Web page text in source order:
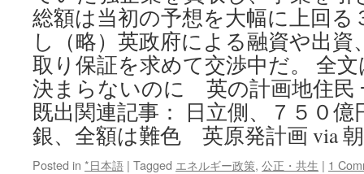
総額は当初の予想を大幅に上回る
し（略）英政府による融資や出
取り保証を求めて交渉中だ。 全
決まらないのに 英の計画地住民
既出関連記事： 日立側、７５０
銀、全額は難色 英原発計画 via
Posted in *日本語 | Tagged エネルギー政策, 公正・共生 | 1